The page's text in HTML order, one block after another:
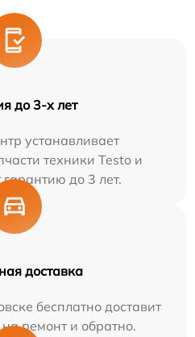
до 3-х лет
устанавливает
техники Testo и
гарантию до 3 лет.
доставка
бесплатно доставит
ремонт и обратно.